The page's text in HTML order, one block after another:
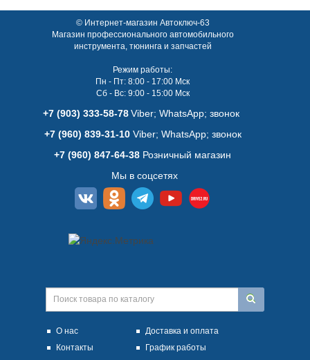
© Интернет-магазин Автоключ-63
Магазин профессионального автомобильного
инструмента, тюнинга и запчастей
Режим работы:
Пн - Пт: 8:00 - 17:00 Мск
Сб - Вс: 9:00 - 15:00 Мск
+7 (903) 333-58-78 Viber; WhatsАpp; звонок
+7 (960) 839-31-10Viber; WhatsАpp; звонок
+7 (960) 847-64-38 Розничный магазин
Мы в соцсетях
О нас
Доставка и оплата
Контакты
График работы